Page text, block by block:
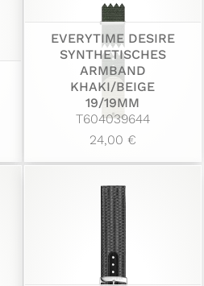
EVERYTIME DESIRE
SYNTHETISCHES
ARMBAND
KHAKI/BEIGE
19/19MM
T604039644
24,00 €